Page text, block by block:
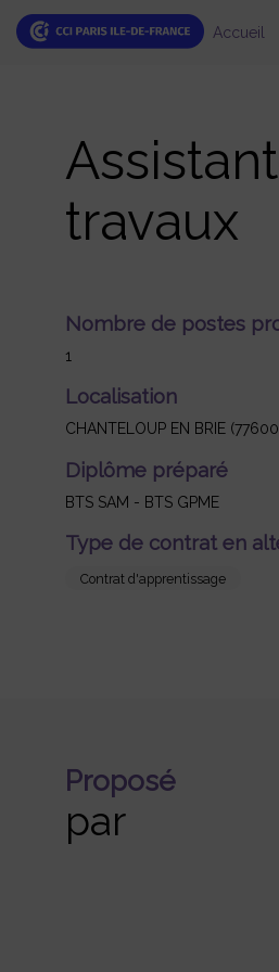
Accueil
travaux
Nombre de postes
1
Localisation
CHANTELOUP EN BRIE (77600
Diplôme préparé
BTS SAM - BTS GPME
Type de contrat en
Contrat d'apprentissage
Proposé
par